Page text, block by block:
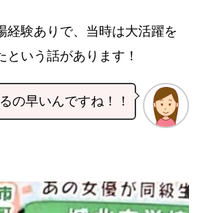
経験ありで、当時は大活躍を
という話があります！
の早いんですね！！